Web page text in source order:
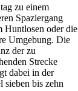
zu einem
Spaziergang
Huntlosen oder die
Umgebung. Die
der zu
Strecke
dabei in der
sieben bis zehn